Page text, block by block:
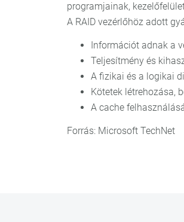
programjainak,
A RAID vezérlőhöz adott
Információt adnak a
Teljesítmény és
A fizikai és a logikai
Kötetek létrehozása,
A cache
Forrás: Microsoft TechNet